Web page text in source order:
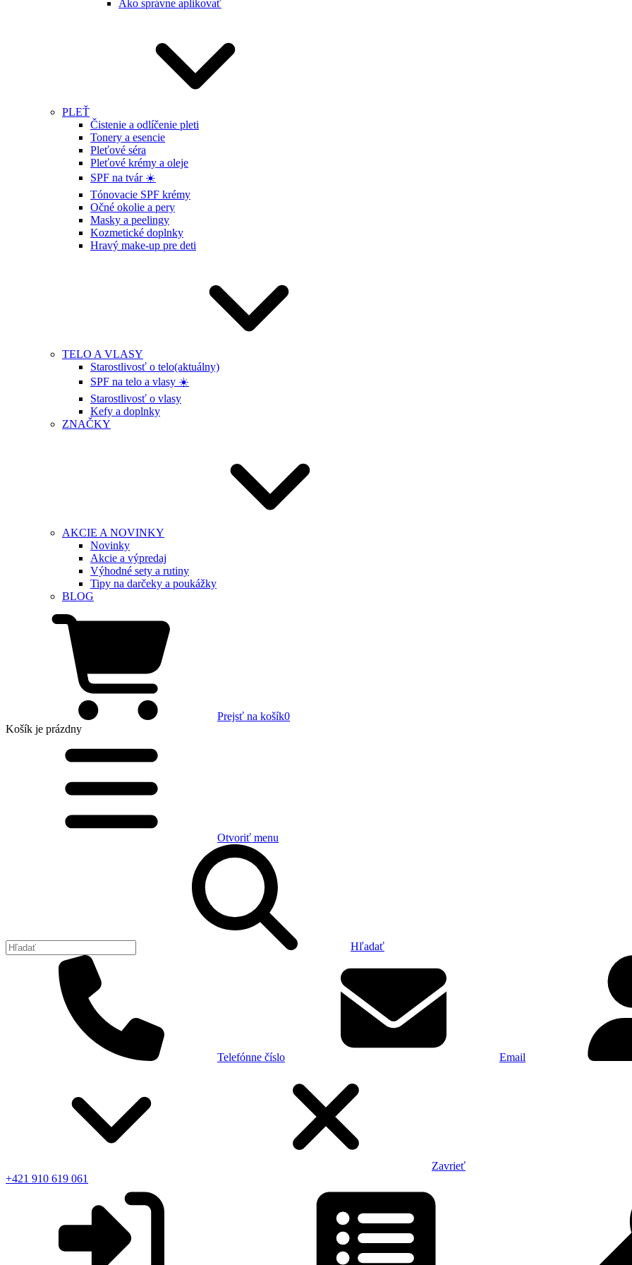
Ako správne aplikovať
PLEŤ
Čistenie a odlíčenie pleti
Tonery a esencie
Pleťové séra
Pleťové krémy a oleje
SPF na tvár ☀️
Tónovacie SPF krémy
Očné okolie a pery
Masky a peelingy
Kozmetické doplnky
Hravý make-up pre deti
TELO A VLASY
Starostlivosť o telo(aktuálny)
SPF na telo a vlasy ☀️
Starostlivosť o vlasy
Kefy a doplnky
ZNAČKY
AKCIE A NOVINKY
Novinky
Akcie a výpredaj
Výhodné sety a rutiny
Tipy na darčeky a poukážky
BLOG
Prejsť na košík0
Košík je prázdny
Otvoriť menu
Hľadať
Telefónne číslo Email
Zavrieť
+421 910 619 061